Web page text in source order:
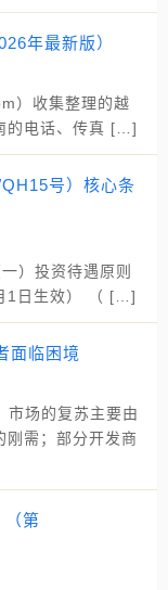
年最新版）
）收集整理的越
的电话、传真 […]
号）核心条
）投资待遇原则
1日生效） （ […]
面临困境
市场的复苏主要由
刚需；部分开发商
（第